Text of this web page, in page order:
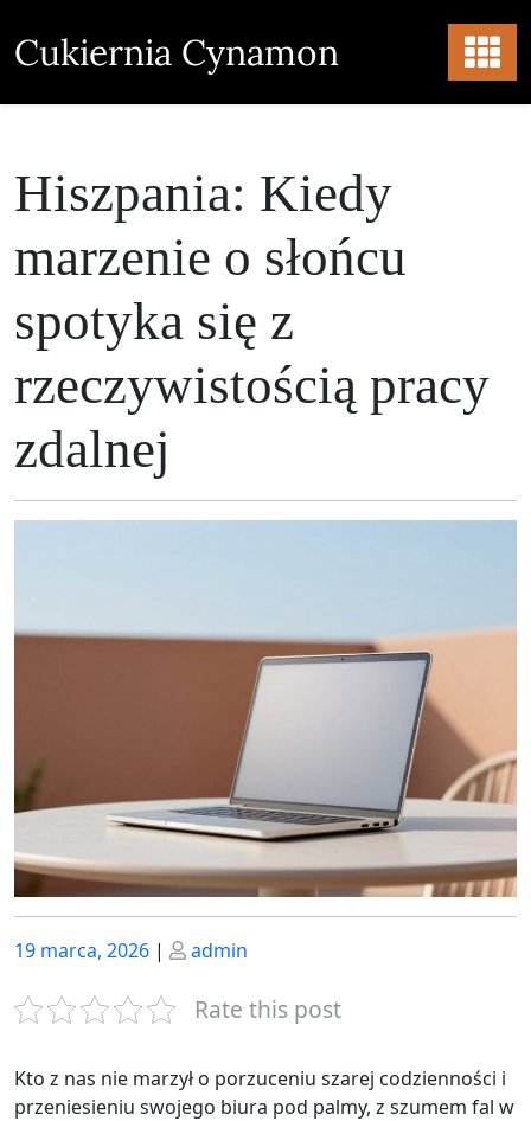
to
content
Cukiernia Cynamon
Hiszpania: Kiedy
marzenie o słońcu
spotyka się z
rzeczywistością pracy
zdalnej
Posted
19 marca, 2026 | Posted
admin
Rate this post
Kto z nas nie marzył o porzuceniu szarej codzienności i
przeniesieniu swojego biura pod palmy, z szumem fal w